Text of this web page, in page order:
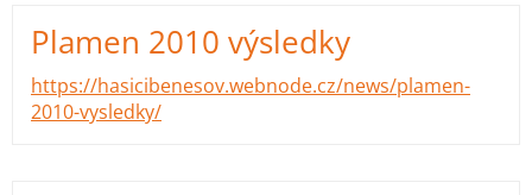
Plamen 2010 výsledky
https://hasicibenesov.webnode.cz/news/plamen-
2010-vysledky/